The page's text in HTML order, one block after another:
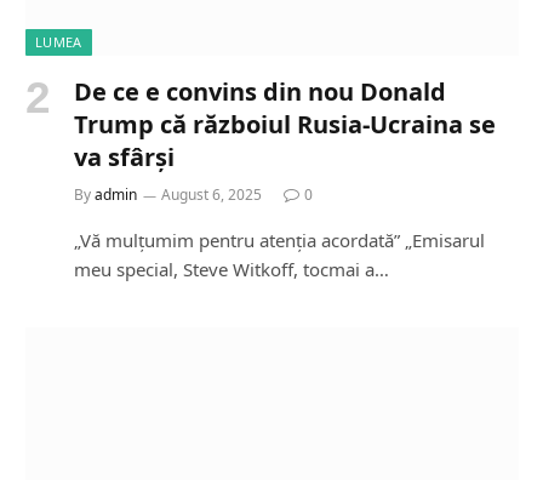
LUMEA
De ce e convins din nou Donald
Trump că războiul Rusia-Ucraina se
va sfârși
Byadmin August 6, 2025 0
„Vă mulțumim pentru atenția acordată” „Emisarul
meu special, Steve Witkoff, tocmai a…